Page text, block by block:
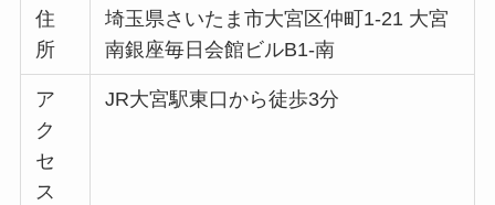
住
所
埼玉県さいたま市大宮区仲町1-21 大宮
南銀座毎日会館ビルB1-南
ア
ク
セ
ス
JR大宮駅東口から徒歩3分